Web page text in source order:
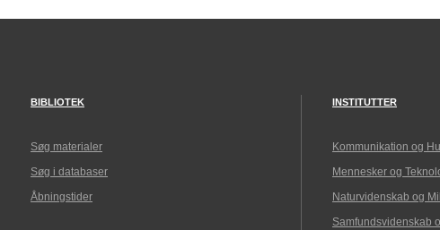
BIBLIOTEK
Søg materialer
Søg i databaser
Åbningstider
INSTITUTTER
Kommunikation og
Mennesker og
Naturvidenskab og
Samfundsvidenskab